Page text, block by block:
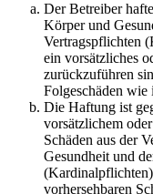
Der Betreiber
Körper und
Vertragspflichten
ein vorsätzliches
zurückzuführen
Folgeschäden wie
Die Haftung ist
vorsätzlichem
Schäden aus der
Gesundheit und
vorhersehbaren